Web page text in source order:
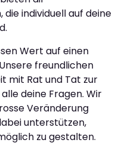
individuell auf deine
Wert auf einen
freundlichen
mit Rat und Tat zur
deine Fragen. Wir
Veränderung
unterstützen,
zu gestalten.